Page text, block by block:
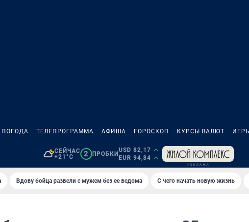
ПОГОДА ТЕЛЕПРОГРАММА АФИША ГОРОСКОП КУРСЫ ВАЛЮТ
СЕЙЧАС
+21°C
2 ПРОБКИ
USD 82,17
EUR 94,84
Вдову бойца развели с мужем без ее ведома С чего начать новую жизнь